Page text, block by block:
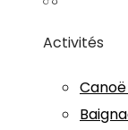
Activités